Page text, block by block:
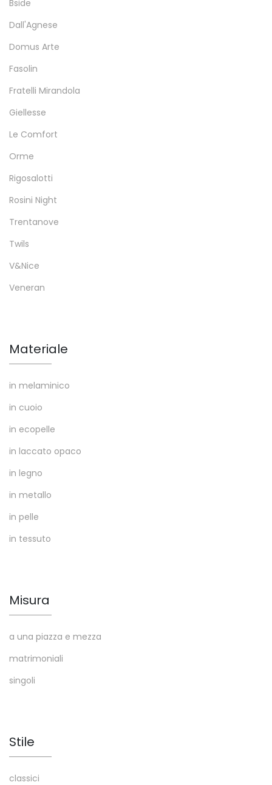
Bside
Dall'Agnese
Domus Arte
Fasolin
Fratelli Mirandola
Giellesse
Le Comfort
Orme
Rigosalotti
Rosini Night
Trentanove
Twils
V&Nice
Veneran
Materiale
in melaminico
in cuoio
in ecopelle
in laccato opaco
in legno
in metallo
in pelle
in tessuto
Misura
a una piazza e mezza
matrimoniali
singoli
Stile
classici